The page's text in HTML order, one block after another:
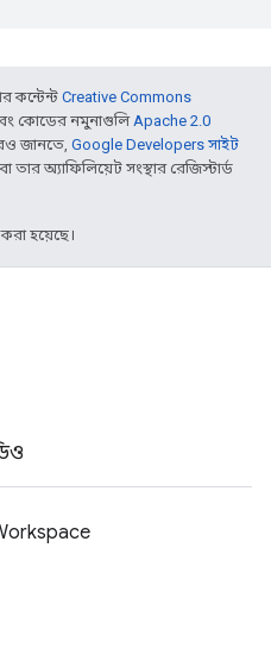
কন্টেন্ট Creative Commons
কোডের নমুনাগুলিApache 2.0
জানতে, Google Developers সাইট
অ্যাফিলিয়েট সংস্থার রেজিস্টার্ড
হয়েছে।